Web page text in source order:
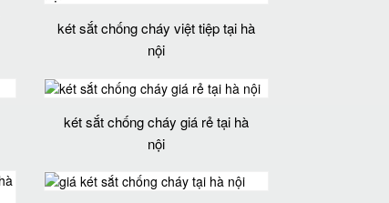
két sắt chống cháy việt tiệp tại hà
nội
két sắt chống cháy giá rẻ tại hà
nội